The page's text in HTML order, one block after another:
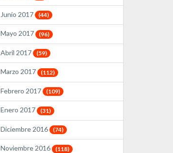
Junio 2017 (44)
Mayo 2017 (96)
Abril 2017 (59)
Marzo 2017 (112)
Febrero 2017 (109)
Enero 2017 (31)
Diciembre 2016 (74)
Noviembre 2016 (118)